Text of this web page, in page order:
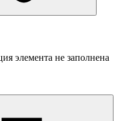
элемента не заполнена